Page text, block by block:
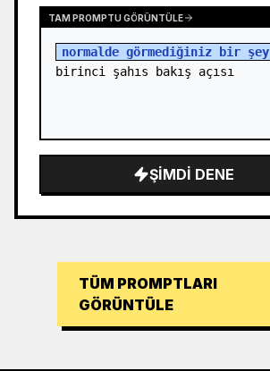
TAM PROMPTU GÖRÜNTÜLE
normalde görmediğiniz bir şey
birinci şahıs bakış açısı
ŞIMDI DENE
TÜM PROMPTLARI
GÖRÜNTÜLE